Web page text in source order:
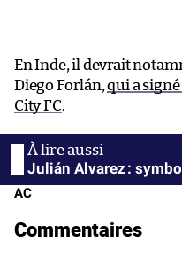
En Inde, il devrait
Diego Forlán,qui a
City FC.
Julián Alvarez :
AC
Commentaires